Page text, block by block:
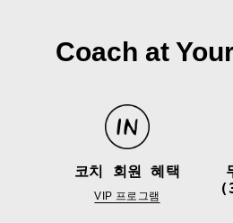
Coach at
코치 회원 혜택
VIP 프로그램